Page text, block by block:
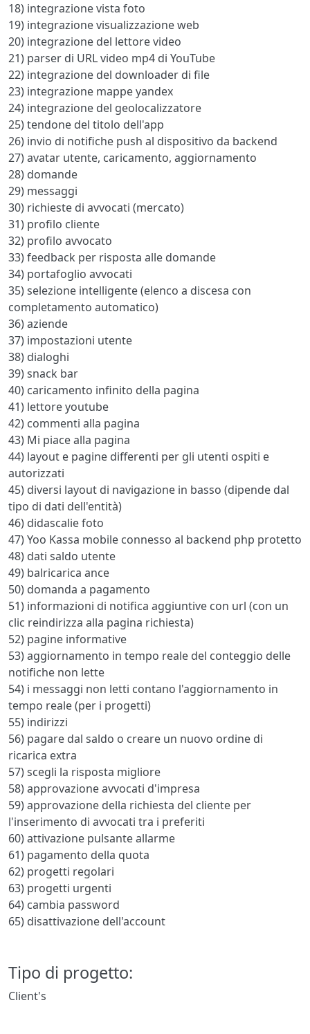
18) integrazione vista foto
19) integrazione visualizzazione web
20) integrazione del lettore video
21) parser di URL video mp4 di YouTube
22) integrazione del downloader di file
23) integrazione mappe yandex
24) integrazione del geolocalizzatore
25) tendone del titolo dell'app
26) invio di notifiche push al dispositivo da backend
27) avatar utente, caricamento, aggiornamento
28) domande
29) messaggi
30) richieste di avvocati (mercato)
31) profilo cliente
32) profilo avvocato
33) feedback per risposta alle domande
34) portafoglio avvocati
35) selezione intelligente (elenco a discesa con
completamento automatico)
36) aziende
37) impostazioni utente
38) dialoghi
39) snack bar
40) caricamento infinito della pagina
41) lettore youtube
42) commenti alla pagina
43) Mi piace alla pagina
44) layout e pagine differenti per gli utenti ospiti e
autorizzati
45) diversi layout di navigazione in basso (dipende dal
tipo di dati dell'entità)
46) didascalie foto
47) Yoo Kassa mobile connesso al backend php protetto
48) dati saldo utente
49) balricarica ance
50) domanda a pagamento
51) informazioni di notifica aggiuntive con url (con un
clic reindirizza alla pagina richiesta)
52) pagine informative
53) aggiornamento in tempo reale del conteggio delle
notifiche non lette
54) i messaggi non letti contano l'aggiornamento in
tempo reale (per i progetti)
55) indirizzi
56) pagare dal saldo o creare un nuovo ordine di
ricarica extra
57) scegli la risposta migliore
58) approvazione avvocati d'impresa
59) approvazione della richiesta del cliente per
l'inserimento di avvocati tra i preferiti
60) attivazione pulsante allarme
61) pagamento della quota
62) progetti regolari
63) progetti urgenti
64) cambia password
65) disattivazione dell'account
Tipo di progetto:
Client's